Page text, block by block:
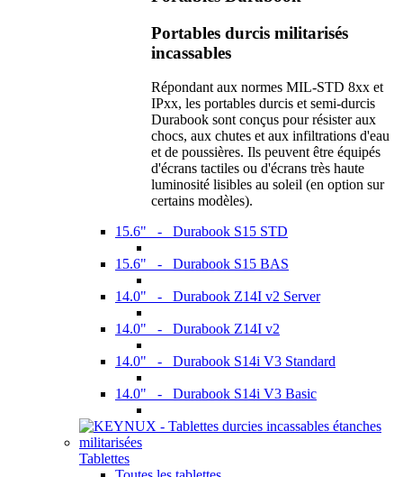
Portables durcis militarisés
incassables
Répondant aux normes MIL-STD 8xx et
IPxx, les portables durcis et semi-durcis
Durabook sont conçus pour résister aux
chocs, aux chutes et aux infiltrations d'eau
et de poussières. Ils peuvent être équipés
d'écrans tactiles ou d'écrans très haute
luminosité lisibles au soleil (en option sur
certains modèles).
15.6" - Durabook S15 STD
15.6" - Durabook S15 BAS
14.0" - Durabook Z14I v2 Server
14.0" - Durabook Z14I v2
14.0" - Durabook S14i V3 Standard
14.0" - Durabook S14i V3 Basic
Tablettes